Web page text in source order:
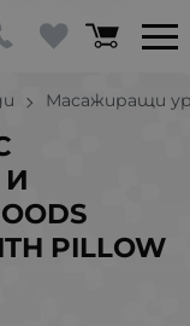
Масажиращи
И
PILLOW